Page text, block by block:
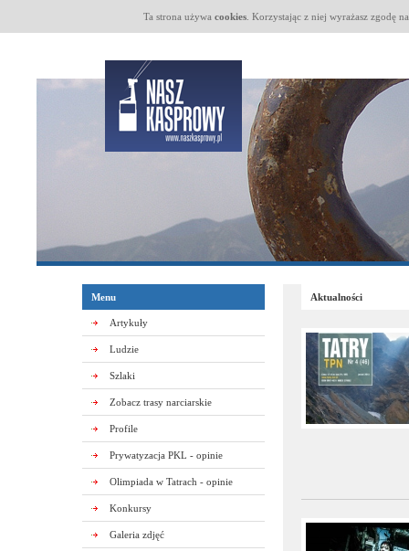
Ta strona używa cookies. Korzystając z niej wyrażasz zgodę
Menu
Artykuły
Ludzie
Szlaki
Zobacz trasy narciarskie
Profile
Prywatyzacja PKL - opinie
Olimpiada w Tatrach - opinie
Konkursy
Galeria zdjęć
Aktualności